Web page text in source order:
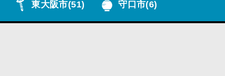
東大阪市(51) 守口市(6)